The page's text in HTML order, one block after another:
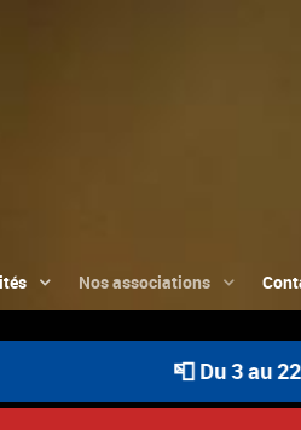
Nos associations
📮 Du 3 au 22